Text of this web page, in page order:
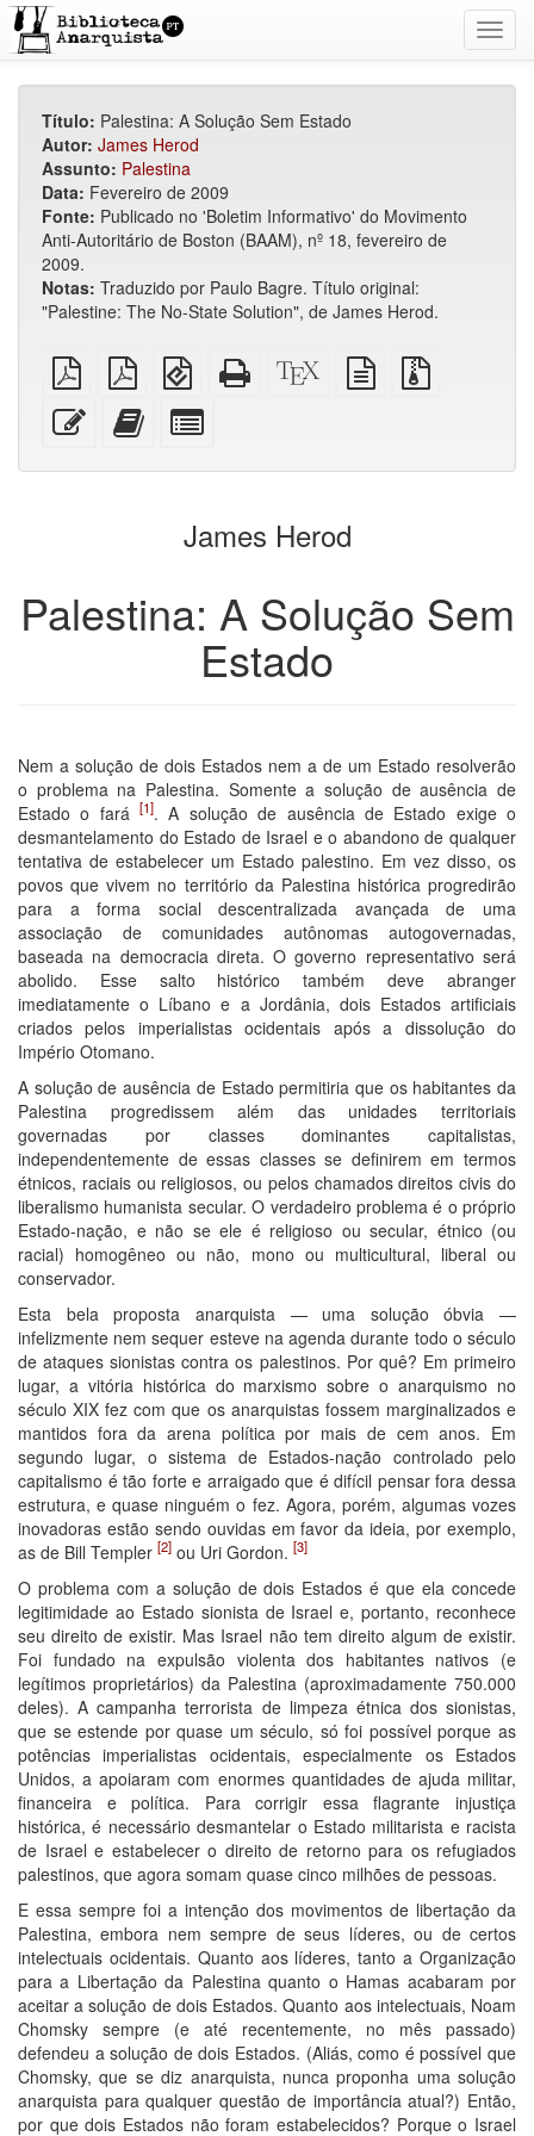
Título: Palestina: A Solução Sem Estado
Autor: James Herod
Assunto: Palestina
Data: Fevereiro de 2009
Fonte: Publicado no 'Boletim Informativo' do Movimento
Anti-Autoritário de Boston (BAAM), nº 18, fevereiro de
2009.
Notas: Traduzido por Paulo Bagre. Título original:
"Palestine: The No-State Solution", de James Herod.
PDF
simples
PDF
imposto
sobre
EPUB
(para
dispositivos
móveis)
HTML
puro
Código-
fonte
fonte
em
Editar
esse
Adicionar
este
ao
livros
para
bookbuilder
James Herod
Palestina: A Solução Sem
Estado
Nem a solução de dois Estados nem a de um Estado resolverão
o problema na Palestina. Somente a solução de ausência de
Estado o fará[1]. A solução de ausência de Estado exige o
desmantelamento do Estado de Israel e o abandono de qualquer
tentativa de estabelecer um Estado palestino. Em vez disso, os
povos que vivem no território da Palestina histórica progredirão
para a forma social descentralizada avançada de uma
associação de comunidades autônomas autogovernadas,
baseada na democracia direta. O governo representativo será
abolido. Esse salto histórico também deve abranger
imediatamente o Líbano e a Jordânia, dois Estados artificiais
criados pelos imperialistas ocidentais após a dissolução do
Império Otomano.
A solução de ausência de Estado permitiria que os habitantes da
Palestina progredissem além das unidades territoriais
governadas por classes dominantes capitalistas,
independentemente de essas classes se definirem em termos
étnicos, raciais ou religiosos, ou pelos chamados direitos civis do
liberalismo humanista secular. O verdadeiro problema é o próprio
Estado-nação, e não se ele é religioso ou secular, étnico (ou
racial) homogêneo ou não, mono ou multicultural, liberal ou
conservador.
Esta bela proposta anarquista — uma solução óbvia —
infelizmente nem sequer esteve na agenda durante todo o século
de ataques sionistas contra os palestinos. Por quê? Em primeiro
lugar, a vitória histórica do marxismo sobre o anarquismo no
século XIX fez com que os anarquistas fossem marginalizados e
mantidos fora da arena política por mais de cem anos. Em
segundo lugar, o sistema de Estados-nação controlado pelo
capitalismo é tão forte e arraigado que é difícil pensar fora dessa
estrutura, e quase ninguém o fez. Agora, porém, algumas vozes
inovadoras estão sendo ouvidas em favor da ideia, por exemplo,
as de Bill Templer [2] ou Uri Gordon. [3]
O problema com a solução de dois Estados é que ela concede
legitimidade ao Estado sionista de Israel e, portanto, reconhece
seu direito de existir. Mas Israel não tem direito algum de existir.
Foi fundado na expulsão violenta dos habitantes nativos (e
legítimos proprietários) da Palestina (aproximadamente 750.000
deles). A campanha terrorista de limpeza étnica dos sionistas,
que se estende por quase um século, só foi possível porque as
potências imperialistas ocidentais, especialmente os Estados
Unidos, a apoiaram com enormes quantidades de ajuda militar,
financeira e política. Para corrigir essa flagrante injustiça
histórica, é necessário desmantelar o Estado militarista e racista
de Israel e estabelecer o direito de retorno para os refugiados
palestinos, que agora somam quase cinco milhões de pessoas.
E essa sempre foi a intenção dos movimentos de libertação da
Palestina, embora nem sempre de seus líderes, ou de certos
intelectuais ocidentais. Quanto aos líderes, tanto a Organização
para a Libertação da Palestina quanto o Hamas acabaram por
aceitar a solução de dois Estados. Quanto aos intelectuais, Noam
Chomsky sempre (e até recentemente, no mês passado)
defendeu a solução de dois Estados. (Aliás, como é possível que
Chomsky, que se diz anarquista, nunca proponha uma solução
anarquista para qualquer questão de importância atual?) Então,
por que dois Estados não foram estabelecidos? Porque o Israel